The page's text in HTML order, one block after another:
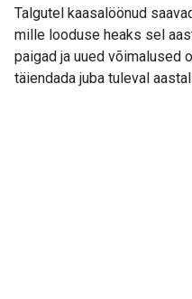
Talgutel kaasalöönud
mille looduse heaks sel
paigad ja uued võimalused
täiendada juba tuleval